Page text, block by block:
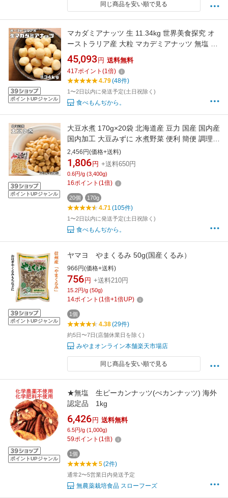
同じ商品を安い順で見る
ポイントUPジャンル
マカダミアナッツ 生 11.34kg 世界美食探究 オ
ーストラリア産 大粒 マカデミアナッツ 無塩 無
油 お徳用 国内加工 業務用 製菓材料 製パン材料
45,093 円 送料無料
417ポイント (1倍)
4.79(48件)
1〜2日以内に発送予定(土日祝除く)
食べもんぢから。
ポイントUPジャンル
大豆水煮 170g×20袋 北海道産 豆力 国産 国内産
国内加工 大豆みずに 水煮野菜 便利 簡便 調理素
材 和食 食材 業務用
2,456円(価格+送料)
1,806 円 +送料650円
0.6円/g (3,400g)
16ポイント (1倍)
20個 170g
4.71(105件)
1〜2日以内に発送予定(土日祝除く)
食べもんぢから。
ポイントUPジャンル
ヤマヨ やまくるみ 50g(国産くるみ）
966円(価格+送料)
756 円 +送料210円
15.2円/g (50g)
14ポイント (1倍+1倍UP)
1個
4.38(29件)
約5日〜7日(店舗休業日を除く)
みやまオンライン本舗楽天市場店
同じ商品を安い順で見る
ポイントUPジャンル
★無塩 生ピーカンナッツ(ぺカンナッツ) 海外
認定品 1kg
6,426 円 送料無料
6.5円/g (1,000g)
59ポイント (1倍)
1個
5(2件)
通常2〜5営業日内発送予定
無農薬栽培食品 スローフーズ